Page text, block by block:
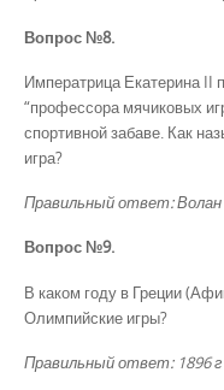
Вопрос №8.
Императрица Екатерина II
“профессора мячиковых
спортивной забаве. Как
игра?
Правильный ответ: Волан
Вопрос №9.
В каком году в Греции
Олимпийские игры?
Правильный ответ: 1896 г